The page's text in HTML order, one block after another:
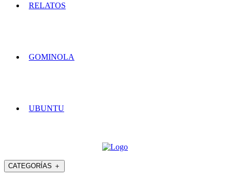
RELATOS
GOMINOLA
UBUNTU
CATEGORÍAS ＋